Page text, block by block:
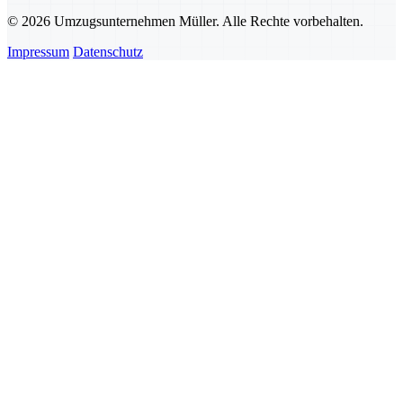
© 2026 Umzugsunternehmen Müller. Alle Rechte vorbehalten.
Impressum Datenschutz